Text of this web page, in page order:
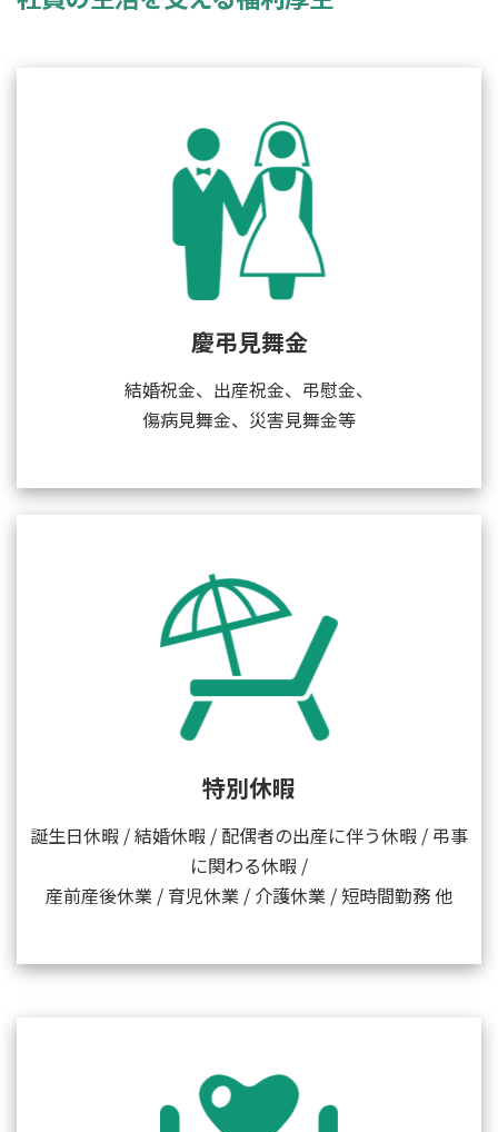
慶弔見舞金
結婚祝金、出産祝金、弔慰金、
傷病見舞金、災害見舞金等
特別休暇
誕生日休暇 / 結婚休暇 / 配偶者の出産に伴う休暇 / 弔事
に関わる休暇 /
産前産後休業 / 育児休業 / 介護休業 / 短時間勤務 他